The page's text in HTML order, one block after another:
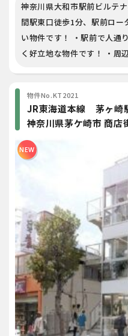
神奈川県大和市駅前ビルテ
間駅東口徒歩1分、駅前ロ
い物件です！ ・駅前で人通
く好立地な物件です！ ・周
物件No.KT2021
JR東海道本線 茅ヶ崎
神奈川県茅ケ崎市 商店
NEW